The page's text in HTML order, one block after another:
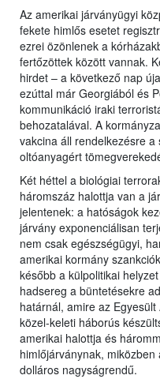
Az amerikai járványügyi
fekete himlős esetet
ezrei özönlenek a
fertőzöttek között vannak.
hirdet – a következő nap
ezúttal már Georgiából és
kommunikáció iraki
behozatalával. A
vakcina áll rendelkezésre
oltóanyagért
Két héttel a biológiai
háromszáz halottja van a
jelentenek: a hatóságok
járvány exponenciálisan
nem csak egészségügyi,
amerikai kormány
később a külpolitikai
hadsereg a büntetésekre
határnál, amire az
közel-keleti háborús
amerikai halottja és
himlőjárványnak,
dolláros nagyságrendű.